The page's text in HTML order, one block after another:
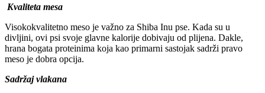
Kvaliteta mesa
Visokokvalitetno meso je važno za Shiba Inu pse. Kada su u
divljini, ovi psi svoje glavne kalorije dobivaju od plijena. Dakle,
hrana bogata proteinima koja kao primarni sastojak sadrži pravo
meso je dobra opcija.
Sadržaj vlakana